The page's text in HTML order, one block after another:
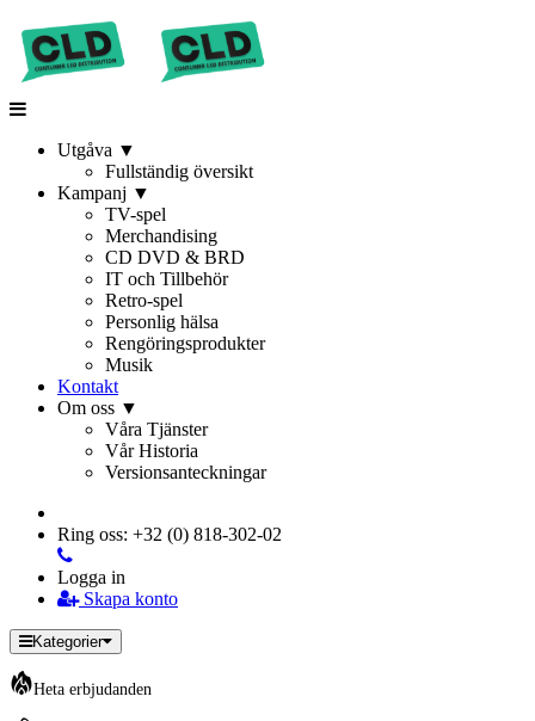
Utgåva ▼
Fullständig översikt
Kampanj ▼
TV-spel
Merchandising
CD DVD & BRD
IT och Tillbehör
Retro-spel
Personlig hälsa
Rengöringsprodukter
Musik
Kontakt
Om oss ▼
Våra Tjänster
Vår Historia
Versionsanteckningar
Ring oss: +32 (0) 818-302-02
Logga in
Skapa konto
Kategorier
Heta erbjudanden